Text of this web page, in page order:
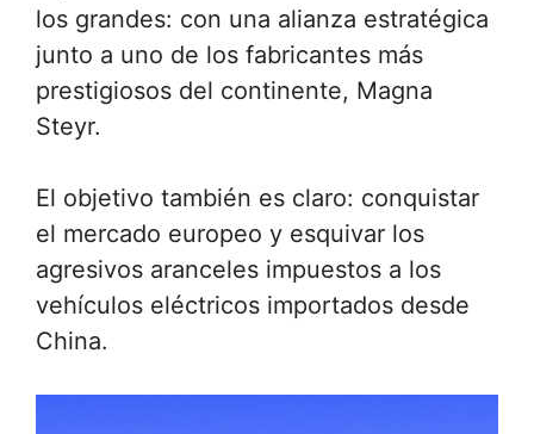
los grandes: con una alianza estratégica
junto a uno de los fabricantes más
prestigiosos del continente, Magna
Steyr.
El objetivo también es claro: conquistar
el mercado europeo y esquivar los
agresivos aranceles impuestos a los
vehículos eléctricos importados desde
China.